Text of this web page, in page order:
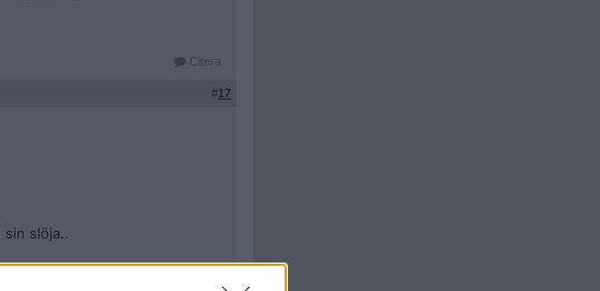
Citera
#17
slöja..